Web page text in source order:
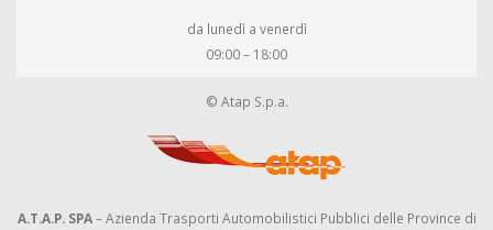
da lunedì a venerdì
09:00 – 18:00
© Atap S.p.a.
A.T.A.P. SPA– Azienda Trasporti Automobilistici Pubblici delle Province di